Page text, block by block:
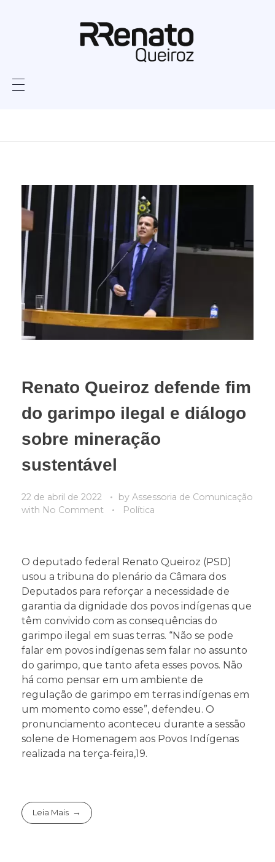
Garimpo
Posts tagged:
Garimpo
Renato Queiroz defende fim
do garimpo ilegal e diálogo
sobre mineração
sustentável
22 de abril de 2022 by Assessoria de Comunicação
with No Comment Política
O deputado federal Renato Queiroz (PSD)
usou a tribuna do plenário da Câmara dos
Deputados para reforçar a necessidade de
garantia da dignidade dos povos indígenas que
têm convivido com as consequências do
garimpo ilegal em suas terras. “Não se pode
falar em povos indígenas sem falar no assunto
do garimpo, que tanto afeta esses povos. Não
há como pensar em um ambiente de
regulação de garimpo em terras indígenas em
um momento como esse”, defendeu. O
pronunciamento aconteceu durante a sessão
solene de Homenagem aos Povos Indígenas
realizada na terça-feira,19.
Leia Mais